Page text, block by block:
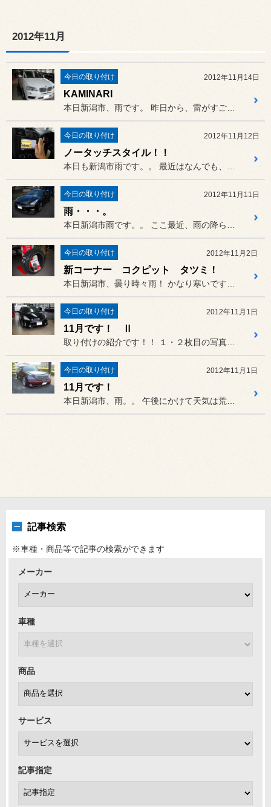
2012年11月
今日の取り付け 2012年11月14日
KAMINARI
今日の取り付け 2012年11月12日
ノータッチスタイル！！
今日の取り付け 2012年11月11日
雨・・・。
今日の取り付け 2012年11月2日
新コーナー コクピット タツミ！
今日の取り付け 2012年11月1日
11月です！ Ⅱ
今日の取り付け 2012年11月1日
11月です！
記事検索
※車種・商品等で記事の検索ができます
メーカー
車種
商品
サービス
記事指定